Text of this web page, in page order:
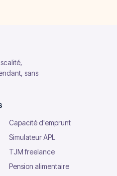
sans
Capacité d'emprunt
Simulateur APL
TJM freelance
Pension alimentaire